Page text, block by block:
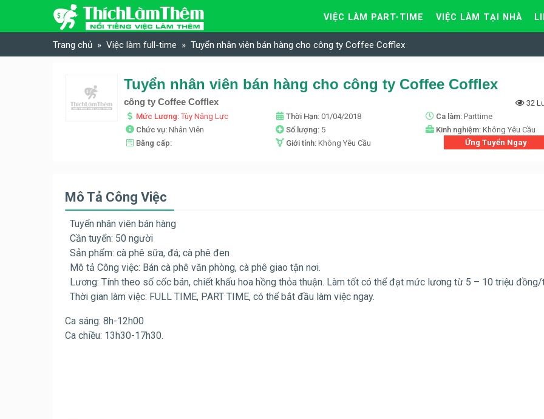
Skip to content
VIỆC LÀM PART-TIME VIỆC LÀM TẠI NHÀ
Trang chủ Việc làm full-time Tuyển nhân viên bán hàng cho công ty Coffee Cofflex
Tuyển nhân viên bán hàng cho công ty Coffee Cofflex
công ty Coffee Cofflex
32
Mức Lương:Tùy Năng Lực Thời Hạn: 01/04/2018 Ca làm: Parttime
Chức vụ: Nhân Viên Số lượng: 5 Kinh nghiệm: Không Yêu Cầu
Bằng cấp:
Giới tính: Không Yêu Cầu Ứng Tuyển Ngay
Mô Tả Công Việc
Tuyển nhân viên bán hàng
Cần tuyển: 50 người
Sản phẩm: cà phê sữa, đá; cà phê đen
Mô tả Công việc: Bán cà phê văn phòng, cà phê giao tận nơi.
Lương: Tính theo số cốc bán, chiết khấu hoa hồng thỏa thuận. Làm tốt có thể đạt mức lương từ 5 – 10 triệu đồng/
Thời gian làm việc: FULL TIME, PART TIME, có thể bắt đầu làm việc ngay.
Ca sáng: 8h-12h00
Ca chiều: 13h30-17h30.